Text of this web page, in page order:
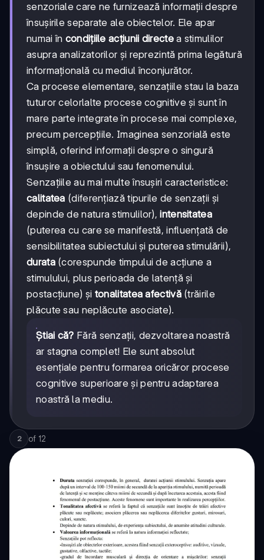
senzoriale care ne furnizează informații despre
însușirile separate ale obiectelor. Ele apar
numai în condițiile acțiunii directea stimulilor
asupra analizatorilor și reprezintă prima legătură
informațională cu mediul înconjurător.
Ca procese elementare, senzațiile stau la baza
tuturor celorlalte procese cognitive și sunt în
mare parte integrate în procese mai complexe,
precum percepțiile. Imaginea senzorială este
simplă, oferind informații despre o singură
însușire a obiectului sau fenomenului.
Senzațiile au mai multe însușiri caracteristice:
calitatea (diferențiază tipurile de senzații și
depinde de natura stimulilor),intensitatea
(puterea cu care se manifestă, influențată de
sensibilitatea subiectului și puterea stimulării),
durata(corespunde timpului de acțiune a
stimulului, plus perioada de latență și
postacțiune) și tonalitatea afectivă(trăirile
plăcute sau neplăcute asociate).
Știai că? Fără senzații, dezvoltarea noastră
ar stagna complet! Ele sunt absolut
esențiale pentru formarea oricăror procese
cognitive superioare și pentru adaptarea
noastră la mediu.
2 of 12